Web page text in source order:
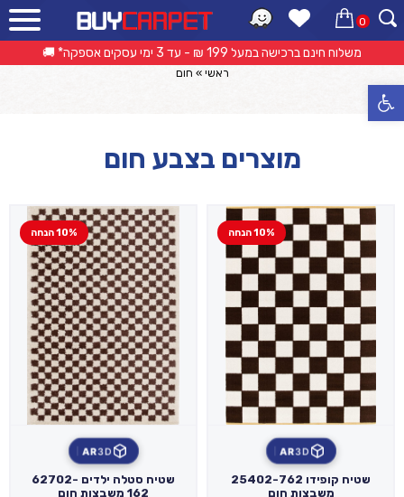
פתח סרגל נגישות
אפשרות החזרה/החלפה עד 14 ימי עסקים 🔁
0 קטלוג מוצרים
ראשי » חום
מוצרים בצבע חום
10% הנחה
3D
AR
שטיח קופידו 25402-762
משבצות חום
10% הנחה
3D
AR
שטיח סטלה ילדים 62702-
162 משבצות חום